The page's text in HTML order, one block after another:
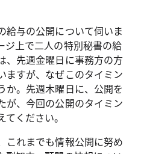
給与の公開について伺いま
ジ上で二人の特別秘書の給
、先週金曜日に事務方の方
ますが、なぜこのタイミン
か。先週木曜日に、公開を
が、今回の公開のタイミン
ください。
これまでも情報公開に努め